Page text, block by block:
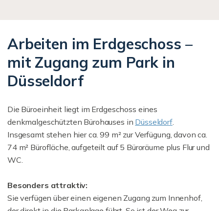
Arbeiten im Erdgeschoss –
mit Zugang zum Park in
Düsseldorf
Die Büroeinheit liegt im Erdgeschoss eines
denkmalgeschützten Bürohauses in Düsseldorf.
Insgesamt stehen hier ca. 99 m² zur Verfügung, davon ca.
74 m² Bürofläche, aufgeteilt auf 5 Büroräume plus Flur und
WC.
Besonders attraktiv:
Sie verfügen über einen eigenen Zugang zum Innenhof,